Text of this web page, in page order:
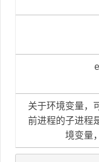
关于环境变量，
前进程的子进程
境变量